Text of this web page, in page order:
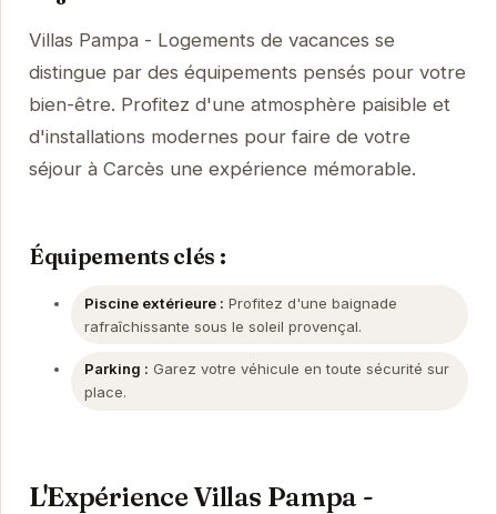
Villas Pampa - Logements de vacances se
distingue par des équipements pensés pour votre
bien-être. Profitez d'une atmosphère paisible et
d'installations modernes pour faire de votre
séjour à Carcès une expérience mémorable.
Équipements clés :
Piscine extérieure : Profitez d'une baignade
rafraîchissante sous le soleil provençal.
Parking : Garez votre véhicule en toute sécurité sur
place.
L'Expérience Villas Pampa -